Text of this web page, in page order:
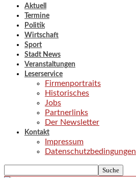
Aktuell
Termine
Politik
Wirtschaft
Sport
Stadt News
Veranstaltungen
Leserservice
Firmenportraits
Historisches
Jobs
Partnerlinks
Der Newsletter
Kontakt
Impressum
Datenschutzbedingungen